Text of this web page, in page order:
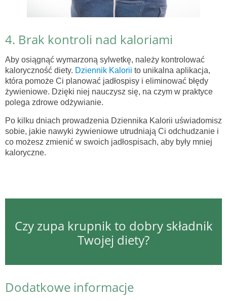
4. Brak kontroli nad kaloriami
Aby osiągnąć wymarzoną sylwetkę, należy kontrolować
kaloryczność diety. Dziennik Kalorii to unikalna aplikacja,
która pomoże Ci planować jadłospisy i eliminować błędy
żywieniowe. Dzięki niej nauczysz się, na czym w praktyce
polega zdrowe odżywianie.
Po kilku dniach prowadzenia Dziennika Kalorii uświadomisz
sobie, jakie nawyki żywieniowe utrudniają Ci odchudzanie i
co możesz zmienić w swoich jadłospisach, aby były mniej
kaloryczne.
Czy zupa krupnik to dobry składnik
Twojej diety?
Dodatkowe informacje